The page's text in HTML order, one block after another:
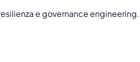
e governance